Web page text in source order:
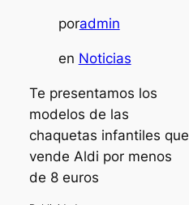
poradmin
en Noticias
Te presentamos los
modelos de las
chaquetas infantiles que
vende Aldi por menos
de 8 euros